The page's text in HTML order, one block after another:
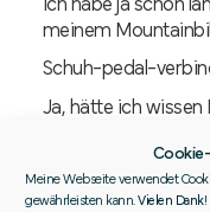
Meine Webseite verwendet
gewährleisten kann. Vielen Dank!
meinem
Schuh-pedal-
Ja, hätte ich wissen
Das erste Mal also
Klicksystem